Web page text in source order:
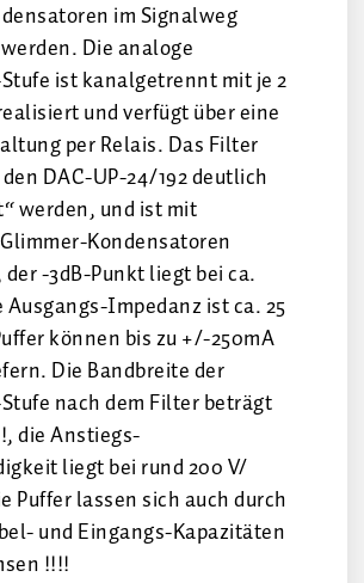
im Signalweg
Die analoge
ist kanalgetrennt mit je 2
und verfügt über eine
per Relais. Das Filter
DAC-UP-24/192 deutlich
werden, und ist mit
Kondensatoren
-3dB-Punkt liegt bei ca.
Ausgangs-Impedanz ist ca. 25
können bis zu +/-250mA
Die Bandbreite der
nach dem Filter beträgt
die Anstiegs-
liegt bei rund 200 V/
Puffer lassen sich auch durch
und Eingangs-Kapazitäten
!!!!